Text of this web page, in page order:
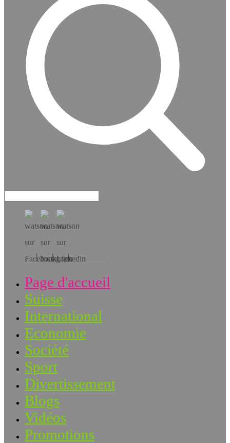
Téléchargez l’app!
Page d'accueil
Suisse
International
Economie
Société
Sport
Divertissement
Blogs
Vidéos
Promotions